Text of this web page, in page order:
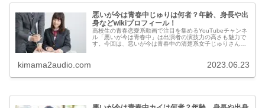
悪いが今は青春中じゅりは何者？年齢、身長や出
身などwikiプロフィール！
高校生の青春恋愛系動画で注目を集めるYouTubeチャンネ
ル「悪いが今は青春中」は出演者の演技力の高さも魅力で
す。今回は、悪いが今は青春中の清楚系女子じゅりさん役
kimama2audio.com 2023.06.23